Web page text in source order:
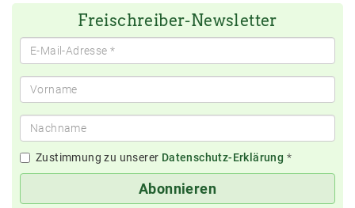
Freischreiber-Newsletter
Zustimmung zu unserer Datenschutz-Erklärung *
Abonnieren